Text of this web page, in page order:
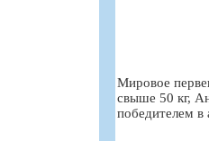
Мировое
свыше 50 кг,
победителем в